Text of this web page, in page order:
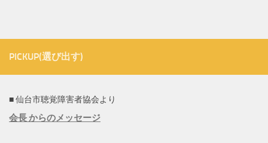
PICKUP(選び出す)
■ 仙台市聴覚障害者協会より
会長 からのメッセージ